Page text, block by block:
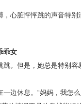
心脏怦怦跳的声音特
乖女
。但是，她总是特别容
边休息。“妈妈，我怎